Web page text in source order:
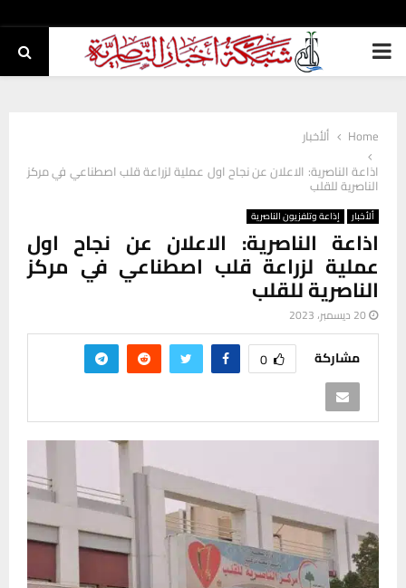
PRIMARY
Home
ألأخبار
اذاعة الناصرية: الاعلان عن نجاح اول عملية لزراعة قلب اصطناعي في مركز
الناصرية للقلب
ألأخبار إذاعة وتلفزيون الناصرية
اذاعة الناصرية: الاعلان عن نجاح اول
عملية لزراعة قلب اصطناعي في مركز
الناصرية للقلب
20 ديسمبر، 2023
مشاركة 0